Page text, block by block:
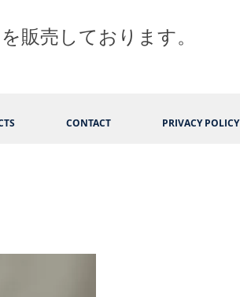
CONTACT PRIVACY POLICY
販売しております。